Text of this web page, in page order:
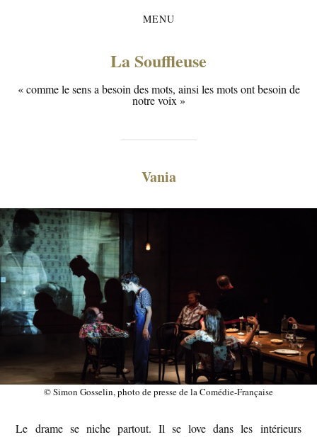
MENU
La Souffleuse
« comme le sens a besoin des mots, ainsi les mots ont besoin de
notre voix »
Vania
© Simon Gosselin, photo de presse de la Comédie-Française
Le drame se niche partout. Il se love dans les intérieurs